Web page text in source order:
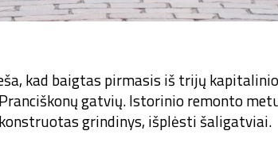
kad baigtas pirmasis iš trijų
gatvių. Istorinio remonto
grindinys, išplėsti šaligatviai.